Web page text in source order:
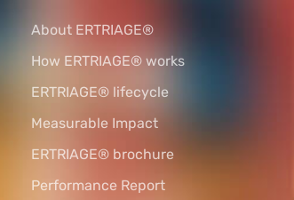
About ERTRIAGE®
How ERTRIAGE® works
ERTRIAGE® lifecycle
Measurable Impact
ERTRIAGE® brochure
Performance Report